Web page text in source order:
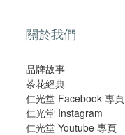
關於我們
品牌故事
茶花經典
仁光堂 Facebook 專頁
仁光堂 Instagram
仁光堂 Youtube 專頁